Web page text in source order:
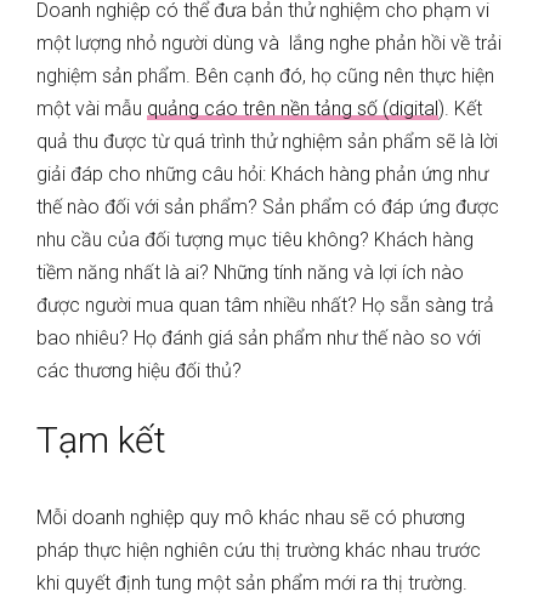
Doanh nghiệp có thể đưa bản thử nghiệm cho phạm vi
một lượng nhỏ người dùng và lắng nghe phản hồi về trải
nghiệm sản phẩm. Bên cạnh đó, họ cũng nên thực hiện
một vài mẫu quảng cáo trên nền tảng số (digital ). Kết
quả thu được từ quá trình thử nghiệm sản phẩm sẽ là lời
giải đáp cho những câu hỏi: Khách hàng phản ứng như
thế nào đối với sản phẩm? Sản phẩm có đáp ứng được
nhu cầu của đối tượng mục tiêu không? Khách hàng
tiềm năng nhất là ai? Những tính năng và lợi ích nào
được người mua quan tâm nhiều nhất? Họ sẵn sàng trả
bao nhiêu? Họ đánh giá sản phẩm như thế nào so với
các thương hiệu đối thủ?
Tạm kết
Mỗi doanh nghiệp quy mô khác nhau sẽ có phương
pháp thực hiện nghiên cứu thị trường khác nhau trước
khi quyết định tung một sản phẩm mới ra thị trường.